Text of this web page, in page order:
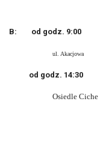
B: od godz. 9:00
ul. Akacjowa
od godz. 14:30
Osiedle Ciche